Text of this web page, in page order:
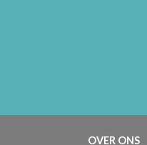
OVER ONS